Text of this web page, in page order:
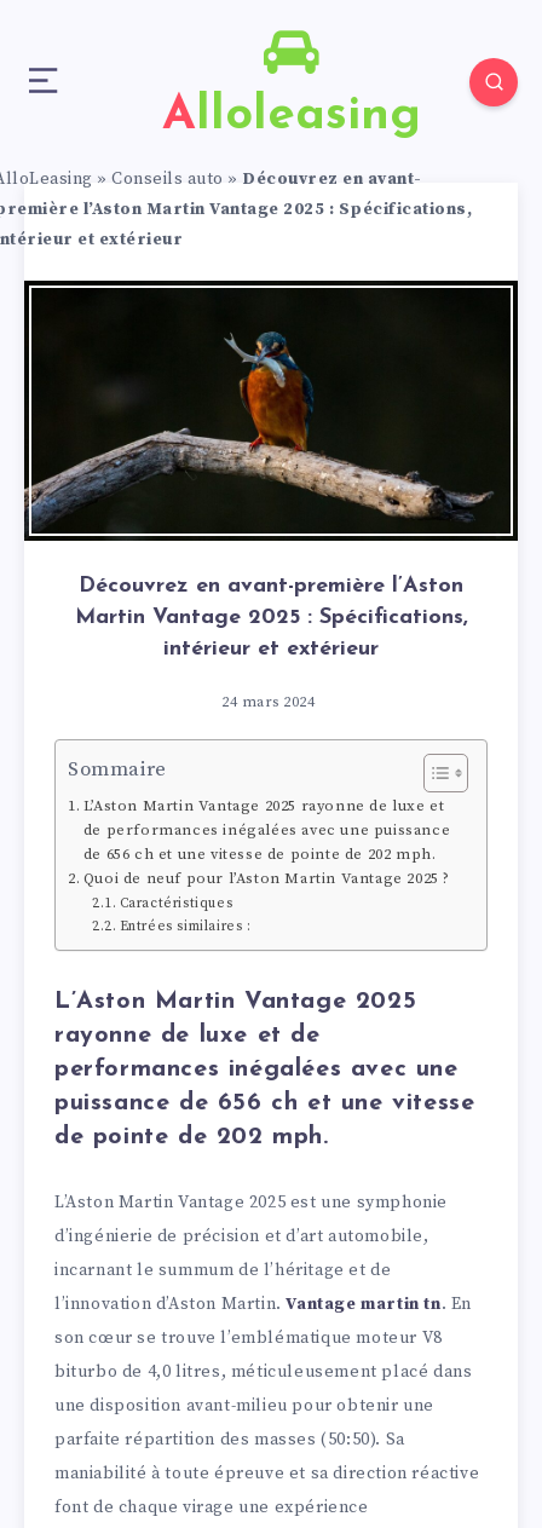
Alloleasing
» Conseils auto » Découvrez en avant-
l’Aston Martin Vantage 2025 : Spécifications,
et extérieur
Découvrez en avant-première l’Aston
Martin Vantage 2025 : Spécifications,
intérieur et extérieur
24 mars 2024
Sommaire
L’Aston Martin Vantage 2025 rayonne de luxe et
de performances inégalées avec une puissance
de 656 ch et une vitesse de pointe de 202 mph.
Quoi de neuf pour l’Aston Martin Vantage 2025 ?
Caractéristiques
Entrées similaires :
L’Aston Martin Vantage 2025
rayonne de luxe et de
performances inégalées avec une
puissance de 656 ch et une vitesse
de pointe de 202 mph.
L’Aston Martin Vantage 2025 est une symphonie
d’ingénierie de précision et d’art automobile,
incarnant le summum de l’héritage et de
l’innovation d’Aston Martin.Vantage martin tn. En
son cœur se trouve l’emblématique moteur V8
biturbo de 4,0 litres, méticuleusement placé dans
une disposition avant-milieu pour obtenir une
parfaite répartition des masses (50:50). Sa
maniabilité à toute épreuve et sa direction réactive
font de chaque virage une expérience